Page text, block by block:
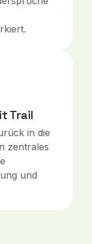
Trail
in die
zentrales
und